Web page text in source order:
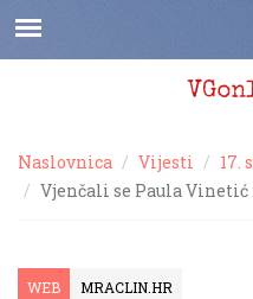
Naslovnica Vijesti
17.
Vjenčali se Paula
WEB MRACLIN.HR